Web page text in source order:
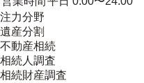
注力分野
遺産分割
不動産相続
相続人調査
相続財産調査